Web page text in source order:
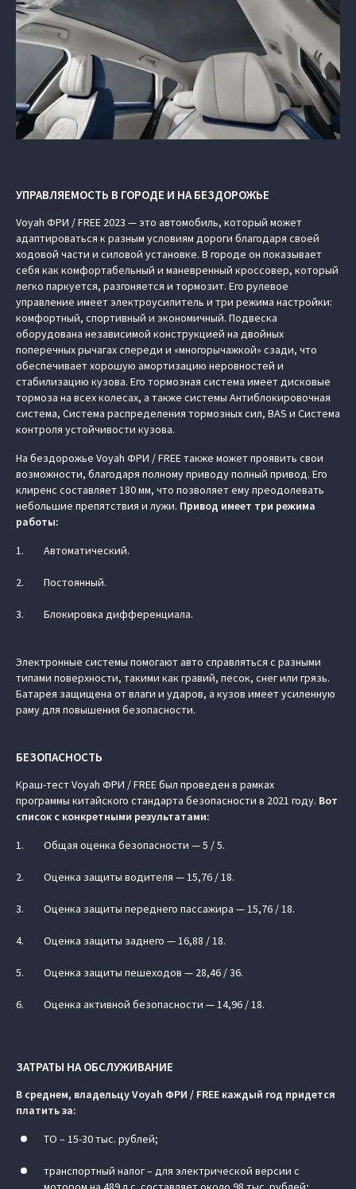
УПРАВЛЯЕМОСТЬ В ГОРОДЕ И НА БЕЗДОРОЖЬЕ
Voyah ФРИ / FREE 2023 — это автомобиль, который может
адаптироваться к разным условиям дороги благодаря своей
ходовой части и силовой установке. В городе он показывает
себя как комфортабельный и маневренный кроссовер, который
легко паркуется, разгоняется и тормозит. Его рулевое
управление имеет электроусилитель и три режима настройки:
комфортный, спортивный и экономичный. Подвеска
оборудована независимой конструкцией на двойных
поперечных рычагах спереди и «многорычажкой» сзади, что
обеспечивает хорошую амортизацию неровностей и
стабилизацию кузова. Его тормозная система имеет дисковые
тормоза на всех колесах, а также системы Антиблокировочная
система, Система распределения тормозных сил, BAS и Система
контроля устойчивости кузова.
На бездорожье Voyah ФРИ / FREE также может проявить свои
возможности, благодаря полному приводу полный привод. Его
клиренс составляет 180 мм, что позволяет ему преодолевать
небольшие препятствия и лужи. Привод имеет три режима
работы:
Автоматический.
Постоянный.
Блокировка дифференциала.
Электронные системы помогают авто справляться с разными
типами поверхности, такими как гравий, песок, снег или грязь.
Батарея защищена от влаги и ударов, а кузов имеет усиленную
раму для повышения безопасности.
БЕЗОПАСНОСТЬ
Краш-тест Voyah ФРИ / FREE был проведен в рамках
программы китайского стандарта безопасности в 2021 году. Вот
список с конкретными результатами:
Общая оценка безопасности — 5 / 5.
Оценка защиты водителя — 15,76 / 18.
Оценка защиты переднего пассажира — 15,76 / 18.
Оценка защиты заднего — 16,88 / 18.
Оценка защиты пешеходов — 28,46 / 36.
Оценка активной безопасности — 14,96 / 18.
ЗАТРАТЫ НА ОБСЛУЖИВАНИЕ
В среднем, владельцу Voyah ФРИ / FREE каждый год придется
платить за:
ТО – 15-30 тыс. рублей;
транспортный налог – для электрической версии с